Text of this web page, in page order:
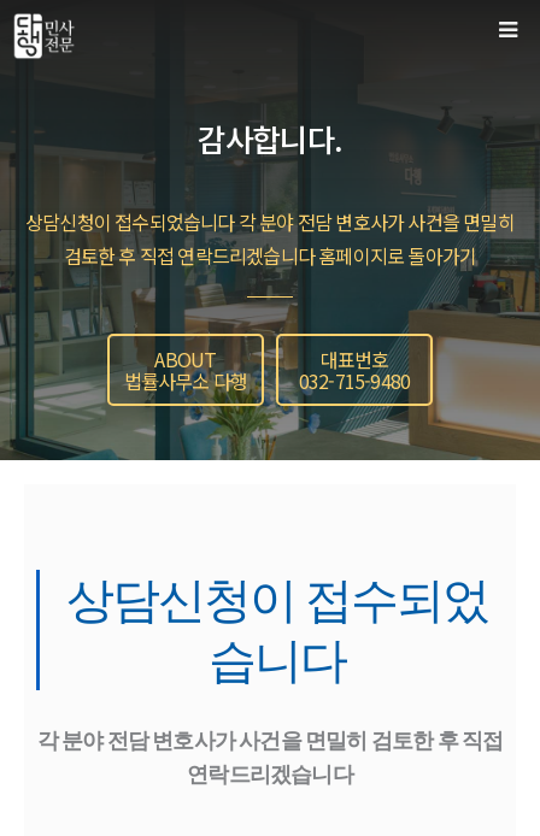
컨
텐
건
기
감사합니다.
상담신청이 접수되었습니다 각 분야 전담 변호사가 사건을 면밀히
검토한 후 직접 연락드리겠습니다 홈페이지로 돌아가기
ABOUT
법률사무소 다행
대표번호
032-715-9480
상담신청이 접수되었
습니다
각 분야 전담 변호사가 사건을 면밀히 검토한 후 직접
연락드리겠습니다